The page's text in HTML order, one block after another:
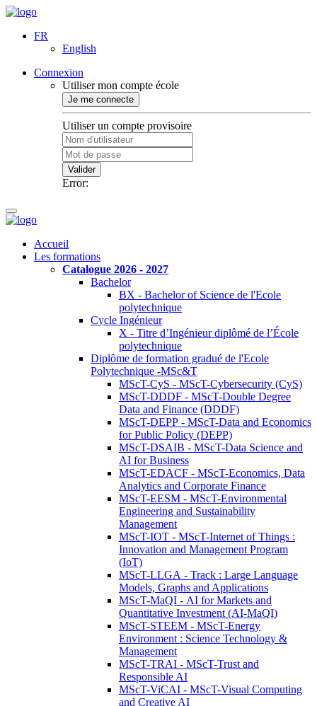
FR
English
Connexion
Utiliser mon compte école
Je me connecte
Utiliser un compte provisoire
Valider
Error:
Accueil
Les formations
Catalogue 2026 - 2027
Bachelor
BX - Bachelor of Science de l'Ecole
polytechnique
Cycle Ingénieur
X - Titre d’Ingénieur diplômé de l’École
polytechnique
Diplôme de formation gradué de l'Ecole
Polytechnique -MSc&T
MScT-CyS - MScT-Cybersecurity (CyS)
MScT-DDDF - MScT-Double Degree
Data and Finance (DDDF)
MScT-DEPP - MScT-Data and Economics
for Public Policy (DEPP)
MScT-DSAIB - MScT-Data Science and
AI for Business
MScT-EDACF - MScT-Economics, Data
Analytics and Corporate Finance
MScT-EESM - MScT-Environmental
Engineering and Sustainability
Management
MScT-IOT - MScT-Internet of Things :
Innovation and Management Program
(IoT)
MScT-LLGA - Track : Large Language
Models, Graphs and Applications
MScT-MaQI - AI for Markets and
Quantitative Investment (AI-MaQI)
MScT-STEEM - MScT-Energy
Environment : Science Technology &
Management
MScT-TRAI - MScT-Trust and
Responsible AI
MScT-ViCAI - MScT-Visual Computing
and Creative AI